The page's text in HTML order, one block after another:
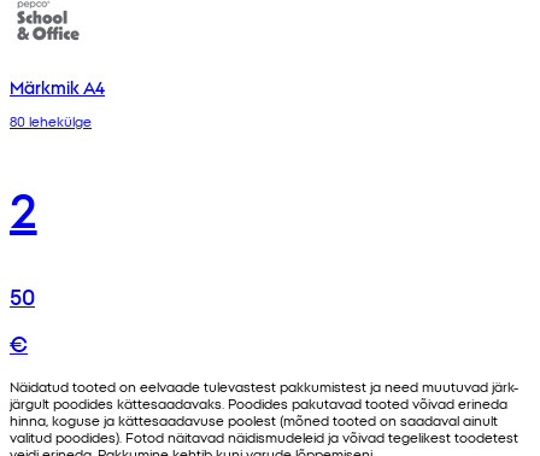
Märkmik A4
80 lehekülge
2
50
€
Näidatud tooted on eelvaade tulevastest pakkumistest ja need muutuvad järk-
järgult poodides kättesaadavaks. Poodides pakutavad tooted võivad erineda
hinna, koguse ja kättesaadavuse poolest (mõned tooted on saadaval ainult
valitud poodides). Fotod näitavad näidismudeleid ja võivad tegelikest toodetest